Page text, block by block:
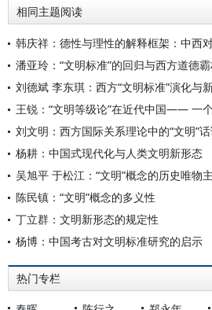
相同主题阅读
韩庆祥：德性与理性的解释框架：中西
潘亚玲：“文明标准”的回归与西方道德
刘德斌 李东琪：西方“文明标准”演化与
王锐：“文明等级论”在近代中国—— 一
杨耕：中国式现代化与人类文明新形态
陈民镇：“文明”概念的多义性
丁立群：文明新形态的规定性
杨博：中国考古对文明标准研究的启示
热门专栏